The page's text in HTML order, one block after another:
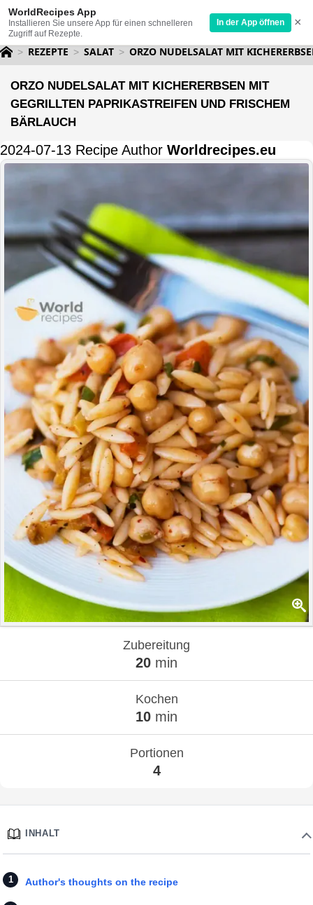
WorldRecipes App
Installieren Sie unsere App für einen schnelleren
Zugriff auf Rezepte.
In der App öffnen ×
REZEPTE SALAT ORZO NUDELSALAT MIT
ORZO NUDELSALAT MIT KICHERERBSEN MIT
GEGRILLTEN PAPRIKASTREIFEN UND FRISCHEM
BÄRLAUCH
2024-07-13 Recipe Author Worldrecipes.eu
Zubereitung
20 min
Kochen
10 min
Portionen
4
INHALT
Author's thoughts on the recipe